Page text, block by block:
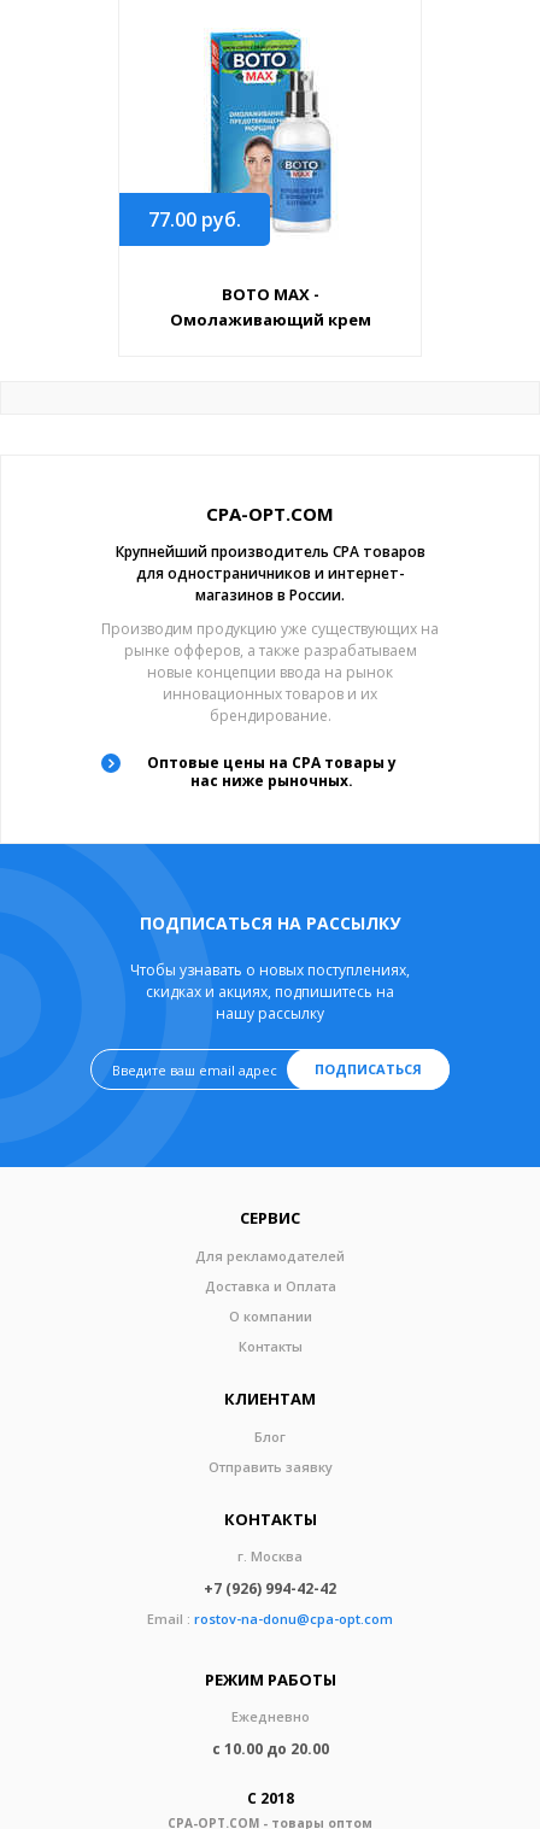
77.00 руб.
BOTO MAX -
Омолаживающий крем
CPA-OPT.COM
Крупнейший производитель CPA товаров
для одностраничников и интернет-
магазинов в России.
Производим продукцию уже существующих на
рынке офферов, а также разрабатываем
новые концепции ввода на рынок
инновационных товаров и их
брендирование.
Оптовые цены на CPA товары у
нас ниже рыночных.
ПОДПИСАТЬСЯ НА РАССЫЛКУ
Чтобы узнавать о новых поступлениях,
скидках и акциях, подпишитесь на
нашу рассылку
ПОДПИСАТЬСЯ
СЕРВИС
Для рекламодателей
Доставка и Оплата
О компании
Контакты
КЛИЕНТАМ
Блог
Отправить заявку
КОНТАКТЫ
г. Москва
+7 (926) 994-42-42
Email : rostov-na-donu@cpa-opt.com
РЕЖИМ РАБОТЫ
Ежедневно
с 10.00 до 20.00
С 2018
CPA-OPT.COM - товары оптом